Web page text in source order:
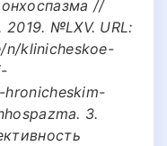
//
№LXV. URL:
klinicheskoe-
3.